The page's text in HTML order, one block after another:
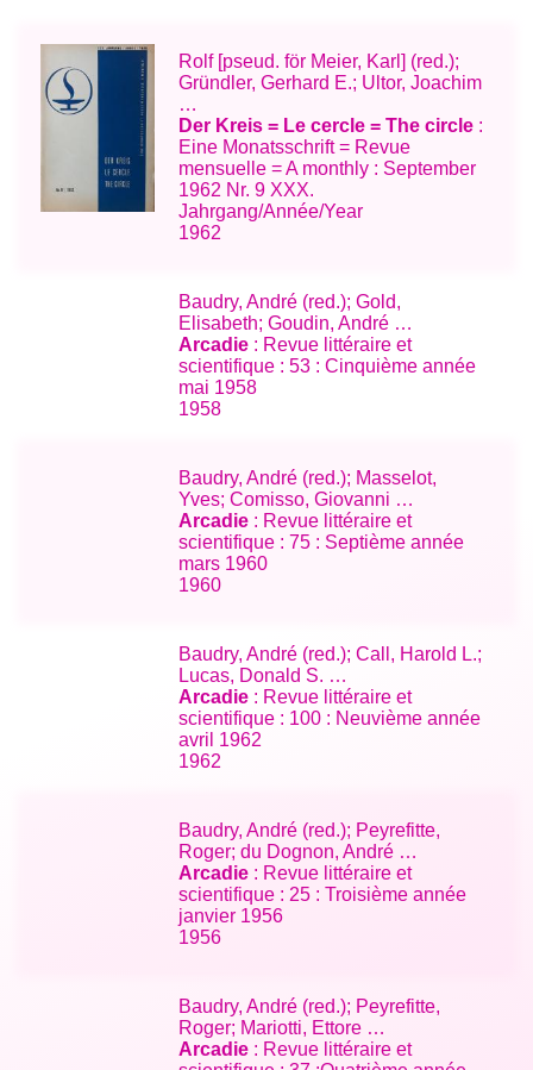
Rolf [pseud. för Meier, Karl] (red.);
Gründler, Gerhard E.; Ultor, Joachim
…
Der Kreis = Le cercle = The circle :
Eine Monatsschrift = Revue
mensuelle = A monthly : September
1962 Nr. 9 XXX.
Jahrgang/Année/Year
1962
Baudry, André (red.); Gold,
Elisabeth; Goudin, André …
Arcadie : Revue littéraire et
scientifique : 53 : Cinquième année
mai 1958
1958
Baudry, André (red.); Masselot,
Yves; Comisso, Giovanni …
Arcadie : Revue littéraire et
scientifique : 75 : Septième année
mars 1960
1960
Baudry, André (red.); Call, Harold L.;
Lucas, Donald S. …
Arcadie : Revue littéraire et
scientifique : 100 : Neuvième année
avril 1962
1962
Baudry, André (red.); Peyrefitte,
Roger; du Dognon, André …
Arcadie : Revue littéraire et
scientifique : 25 : Troisième année
janvier 1956
1956
Baudry, André (red.); Peyrefitte,
Roger; Mariotti, Ettore …
Arcadie : Revue littéraire et